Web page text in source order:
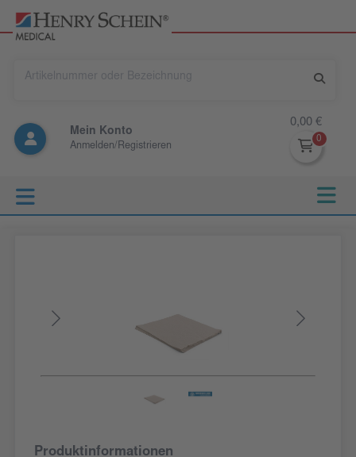
Mein Konto
Anmelden/Registrieren
0,00 €
Produktinformationen